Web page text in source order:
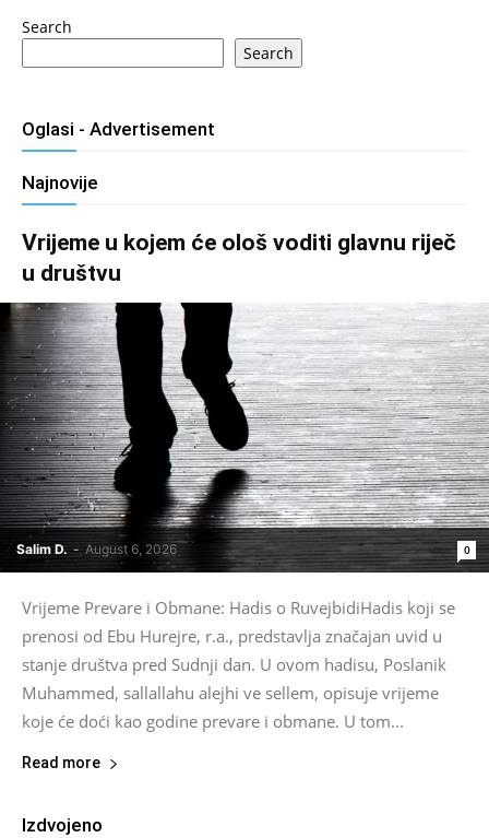
Search
Search
Oglasi - Advertisement
Najnovije
Vrijeme u kojem će ološ voditi glavnu riječ
u društvu
Salim D. - August 6, 2026 0
Vrijeme Prevare i Obmane: Hadis o RuvejbidiHadis koji se
prenosi od Ebu Hurejre, r.a., predstavlja značajan uvid u
stanje društva pred Sudnji dan. U ovom hadisu, Poslanik
Muhammed, sallallahu alejhi ve sellem, opisuje vrijeme
koje će doći kao godine prevare i obmane. U tom...
Read more
Izdvojeno